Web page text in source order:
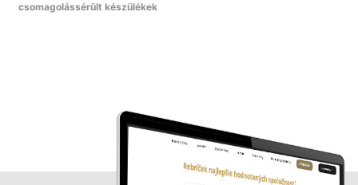
csomagolássérült készülékek